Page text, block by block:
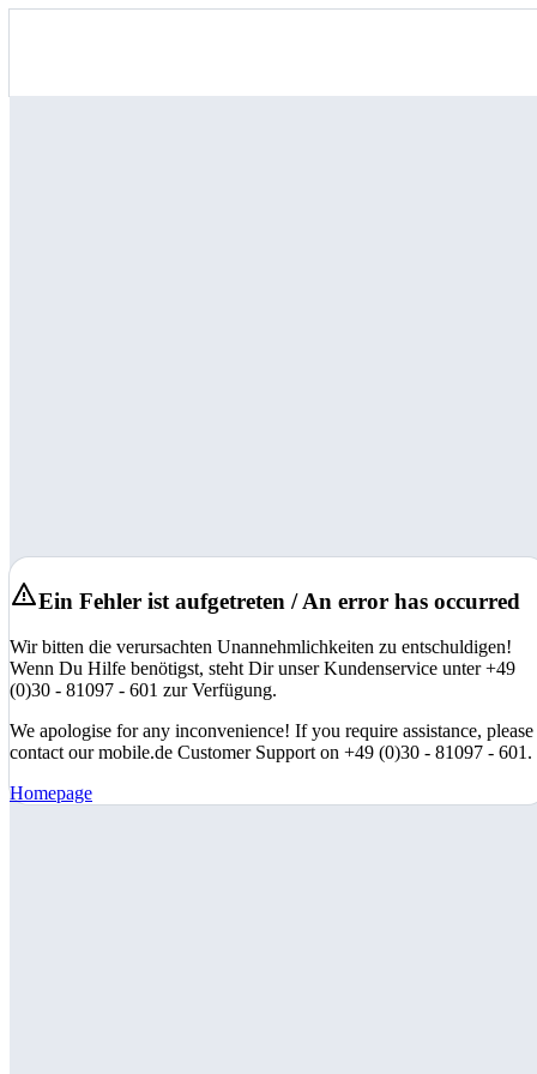
Ein Fehler ist aufgetreten / An error has occurred
Wir bitten die verursachten Unannehmlichkeiten zu entschuldigen!
Wenn Du Hilfe benötigst, steht Dir unser Kundenservice unter +49
(0)30 - 81097 - 601 zur Verfügung.
We apologise for any inconvenience! If you require assistance, please
contact our mobile.de Customer Support on +49 (0)30 - 81097 - 601.
Homepage